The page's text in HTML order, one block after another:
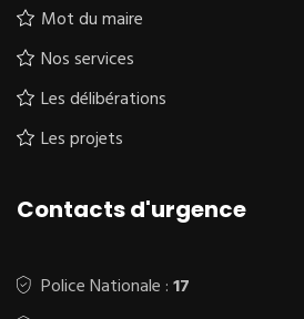
Mot du maire
Nos services
Les délibérations
Les projets
Contacts d'urgence
Police Nationale :17